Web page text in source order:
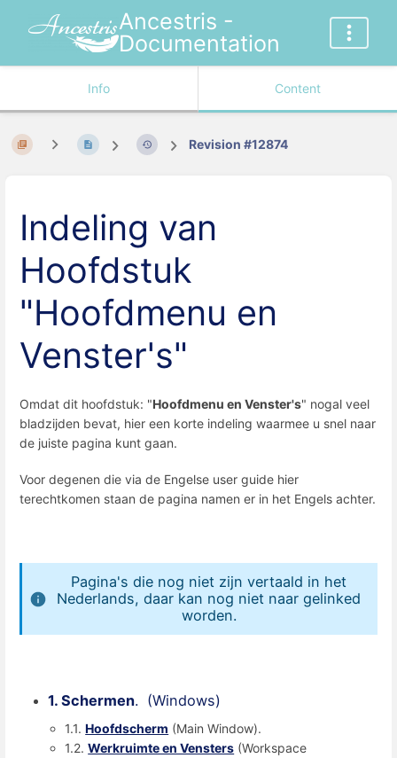
Ancestris -
Documentation
Info Content
Revision #12874
Indeling van
Hoofdstuk
"Hoofdmenu en
Venster's"
Omdat dit hoofdstuk: "Hoofdmenu en Venster's" nogal veel
bladzijden bevat, hier een korte indeling waarmee u snel naar
de juiste pagina kunt gaan.
Voor degenen die via de Engelse user guide hier
terechtkomen staan de pagina namen er in het Engels achter.
Pagina's die nog niet zijn vertaald in het
Nederlands, daar kan nog niet naar gelinked
worden.
1. Schermen. (Windows)
1.1.Hoofdscherm (Main Window).
1.2.Werkruimte en Vensters (Workspace